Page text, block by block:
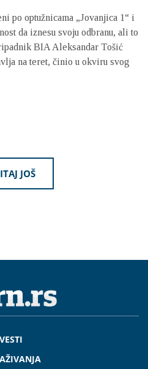
po optužnicama „Jovanjica 1“ i
da iznesu svoju odbranu, ali to
BIA Aleksandar Tošić
na teret, činio u okviru svog
JOŠ
VESTI